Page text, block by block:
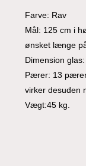
Farve: Rav
Mål: 125 cm i
ønsket længe
Dimension
Pærer: 13
virker desuden
Vægt:45 kg.